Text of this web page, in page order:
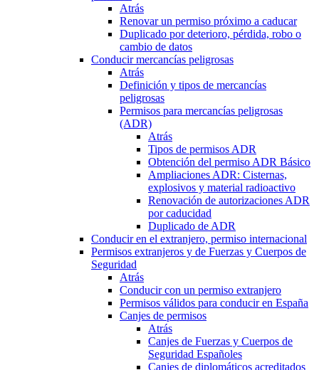
Atrás
Renovar un permiso próximo a caducar
Duplicado por deterioro, pérdida, robo o
cambio de datos
Conducir mercancías peligrosas
Atrás
Definición y tipos de mercancías
peligrosas
Permisos para mercancías peligrosas
(ADR)
Atrás
Tipos de permisos ADR
Obtención del permiso ADR Básico
Ampliaciones ADR: Cisternas,
explosivos y material radioactivo
Renovación de autorizaciones ADR
por caducidad
Duplicado de ADR
Conducir en el extranjero, permiso internacional
Permisos extranjeros y de Fuerzas y Cuerpos de
Seguridad
Atrás
Conducir con un permiso extranjero
Permisos válidos para conducir en España
Canjes de permisos
Atrás
Canjes de Fuerzas y Cuerpos de
Seguridad Españoles
Canjes de diplomáticos acreditados